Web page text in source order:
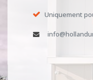
Uniquement